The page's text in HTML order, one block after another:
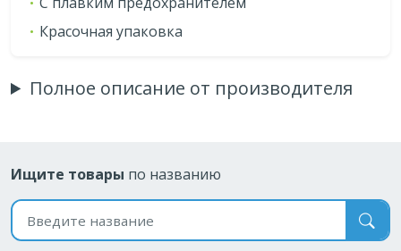
Красочная упаковка
Полное описание от производителя
Ищите товары по названию
Поиск по названию